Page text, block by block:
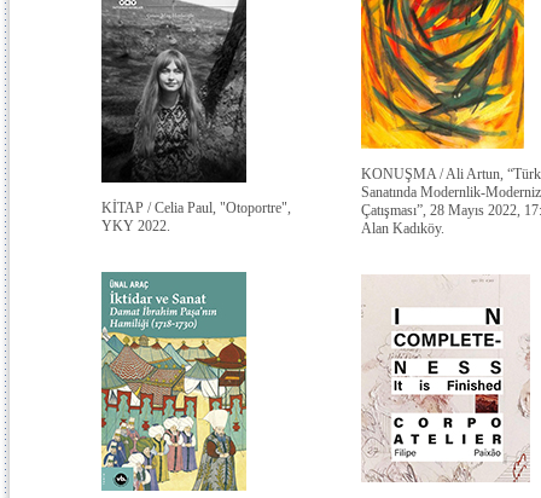
KİTAP / Celia Paul, "Otoportre",
YKY 2022.
KONUŞMA / Ali Artun, “Türk
Sanatında Modernlik-
Çatışması”, 28 Mayıs 2022,
Alan Kadıköy.